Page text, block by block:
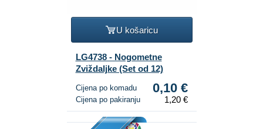
U košaricu
LG4738 - Nogometne
Zviždaljke (Set od 12)
Cijena po komadu 0,10 €
Cijena po pakiranju 1,20 €